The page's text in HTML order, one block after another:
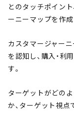
とのタッチポイン
ーニーマップを作成
カスタマージャー
を認知し、購入・
す。
ターゲットがどの
か、ターゲット視点